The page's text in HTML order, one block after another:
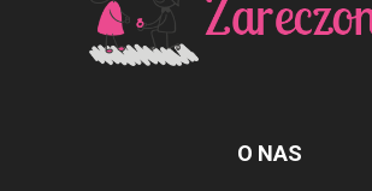
O NAS